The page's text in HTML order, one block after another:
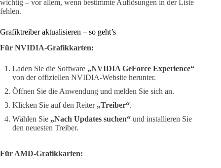
wichtig – vor allem, wenn bestimmte Auflösungen in der Liste
fehlen.
Grafiktreiber aktualisieren – so geht’s
Für NVIDIA-Grafikkarten:
Laden Sie die Software „NVIDIA GeForce Experience“
von der offiziellen NVIDIA-Website herunter.
Öffnen Sie die Anwendung und melden Sie sich an.
Klicken Sie auf den Reiter „Treiber“.
Wählen Sie „Nach Updates suchen“ und installieren Sie
den neuesten Treiber.
Für AMD-Grafikkarten: